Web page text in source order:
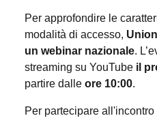
Per approfondire le
modalità di accesso,
un webinar nazionale.
streaming su YouTube il
partire dalle ore 10:00.
Per partecipare all'incontro